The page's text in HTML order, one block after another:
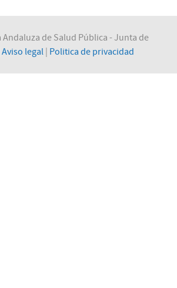
Andaluza de Salud Pública - Junta de
Aviso legal | Politica de privacidad